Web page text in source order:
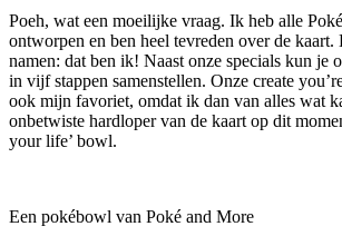
Poeh, wat een moeilijke vraag. Ik heb alle
ontworpen en ben heel tevreden over de kaart.
namen: dat ben ik! Naast onze specials kun je
in vijf stappen samenstellen. Onze create
ook mijn favoriet, omdat ik dan van alles wat
onbetwiste hardloper van de kaart op dit
your life’ bowl.
Een pokébowl van Poké and More